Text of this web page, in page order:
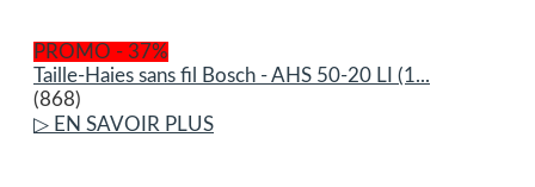
PROMO - 37%
Taille-Haies sans fil Bosch - AHS 50-20 LI (1...
(868)
▷ EN SAVOIR PLUS